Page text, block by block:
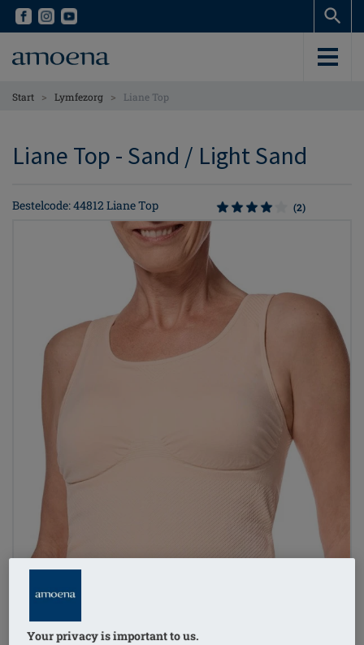
Skip
content
Skip
content
Start > Lymfezorg > Liane Top
Liane Top - Sand / Light Sand
Bestelcode: 44812 Liane Top (2)
Your privacy is important to us.